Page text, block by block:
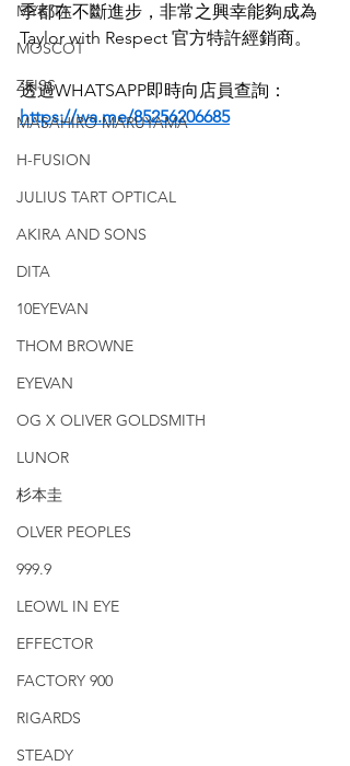
MYKITA
MOSCOT
ZEISS
MASAHIRO MARUYAMA
H-FUSION
JULIUS TART OPTICAL
AKIRA AND SONS
DITA
10EYEVAN
THOM BROWNE
EYEVAN
OG X OLIVER GOLDSMITH
LUNOR
杉本圭
OLVER PEOPLES
999.9
LEOWL IN EYE
EFFECTOR
FACTORY 900
RIGARDS
STEADY
季都在不斷進步，非常之興幸能夠成為
Taylor with Respect 官方特許經銷商。
透過WHATSAPP即時向店員查詢：
https://wa.me/85256206685